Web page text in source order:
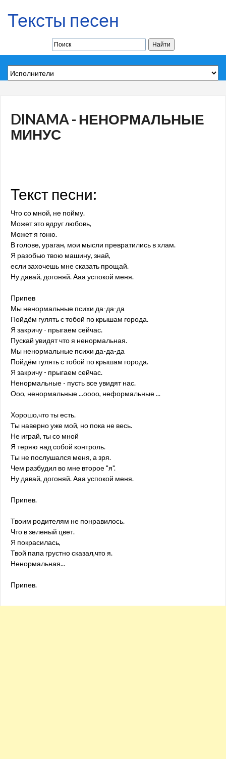
Тексты песен
DINAMA - НЕНОРМАЛЬНЫЕ
МИНУС
Текст песни:
Что со мной, не пойму.
Может это вдруг любовь,
Может я гоню.
В голове, ураган, мои мысли превратились в хлам.
Я разобью твою машину, знай,
если захочешь мне сказать прощай.
Ну давай, догоняй. Ааа успокой меня.
Припев
Мы ненормальные психи да-да-да
Пойдём гулять с тобой по крышам города.
Я закричу - прыгаем сейчас.
Пускай увидят что я ненормальная.
Мы ненормальные психи да-да-да
Пойдём гулять с тобой по крышам города.
Я закричу - прыгаем сейчас.
Ненормальные - пусть все увидят нас.
Ооо, ненормальные ...оооо, неформальные ...
Хорошо,что ты есть.
Ты наверно уже мой, но пока не весь.
Не играй, ты со мной
Я теряю над собой контроль.
Ты не послушался меня, а зря.
Чем разбудил во мне второе "я".
Ну давай, догоняй. Ааа успокой меня.
Припев.
Твоим родителям не понравилось.
Что в зеленый цвет.
Я покрасилась,
Твой папа грустно сказал,что я.
Ненормальная...
Припев.